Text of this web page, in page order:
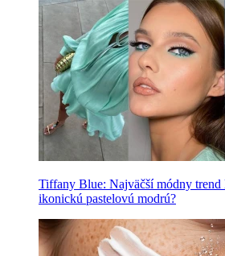
Tiffany Blue: Najväčší módny
ikonickú pastelovú modrú?